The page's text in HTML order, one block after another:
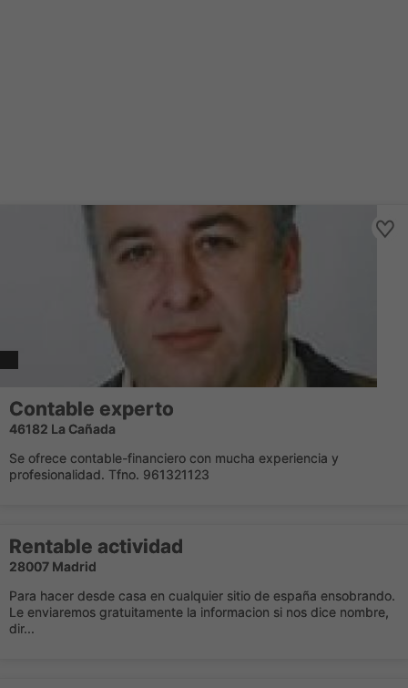
Contable experto
46182 La Cañada
Se ofrece contable-financiero con mucha experiencia y
profesionalidad. Tfno. 961321123
Rentable actividad
28007 Madrid
Para hacer desde casa en cualquier sitio de españa ensobrando.
Le enviaremos gratuitamente la informacion si nos dice nombre,
dir...